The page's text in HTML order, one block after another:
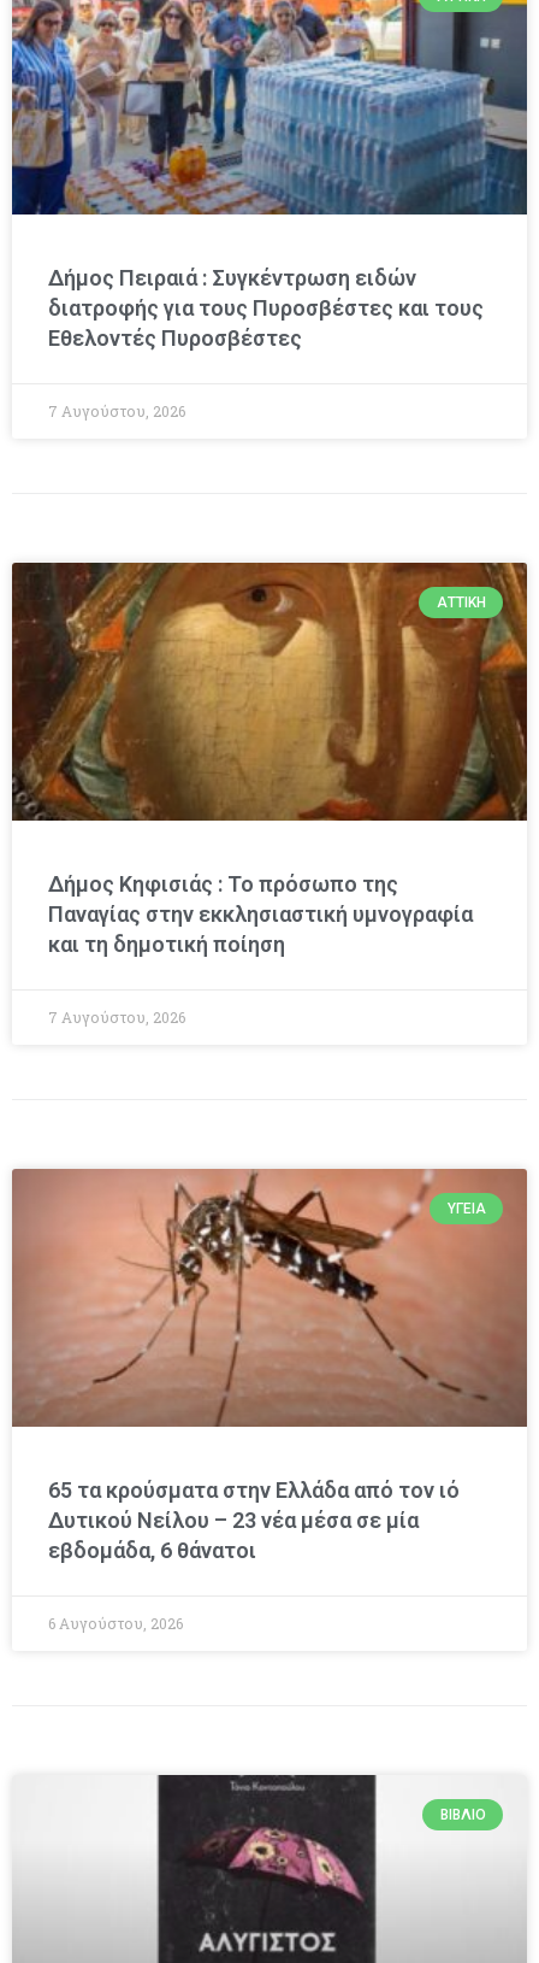
Δήμος Πειραιά : Συγκέντρωση ειδών
διατροφής για τους Πυροσβέστες και τους
Εθελοντές Πυροσβέστες
7 Αυγούστου, 2026
ΑΤΤΙΚΉ
Δήμος Κηφισιάς : Το πρόσωπο της
Παναγίας στην εκκλησιαστική υμνογραφία
και τη δημοτική ποίηση
7 Αυγούστου, 2026
ΥΓΕΊΑ
65 τα κρούσματα στην Ελλάδα από τον ιό
Δυτικού Νείλου – 23 νέα μέσα σε μία
εβδομάδα, 6 θάνατοι
6 Αυγούστου, 2026
ΒΙΒΛΊΟ